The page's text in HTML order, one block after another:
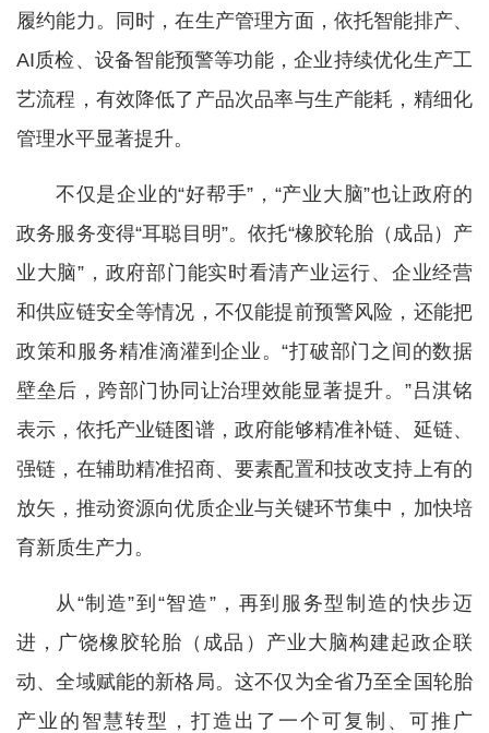
履约能力。同时，在生产管理方面，依托智能排产、
AI质检、设备智能预警等功能，企业持续优化生产工
艺流程，有效降低了产品次品率与生产能耗，精细化
管理水平显著提升。
不仅是企业的“好帮手”，“产业大脑”也让政府的
政务服务变得“耳聪目明”。依托“橡胶轮胎（成品）产
业大脑”，政府部门能实时看清产业运行、企业经营
和供应链安全等情况，不仅能提前预警风险，还能把
政策和服务精准滴灌到企业。“打破部门之间的数据
壁垒后，跨部门协同让治理效能显著提升。”吕淇铭
表示，依托产业链图谱，政府能够精准补链、延链、
强链，在辅助精准招商、要素配置和技改支持上有的
放矢，推动资源向优质企业与关键环节集中，加快培
育新质生产力。
从“制造”到“智造”，再到服务型制造的快步迈
进，广饶橡胶轮胎（成品）产业大脑构建起政企联
动、全域赋能的新格局。这不仅为全省乃至全国轮胎
产业的智慧转型，打造出了一个可复制、可推广